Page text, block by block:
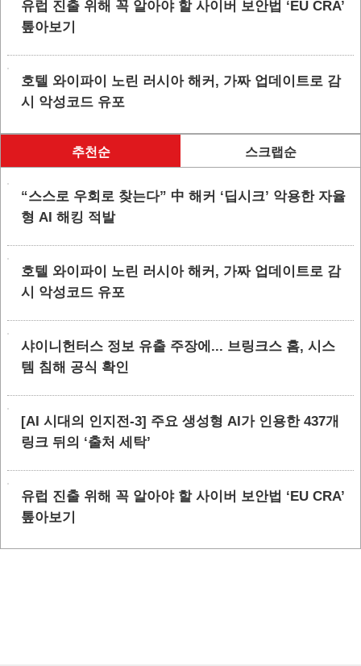
유럽 진출 위해 꼭 알아야 할 사이버 보안법 ‘EU CRA’
톺아보기
호텔 와이파이 노린 러시아 해커, 가짜 업데이트로 감
시 악성코드 유포
추천순 스크랩순
“스스로 우회로 찾는다” 中 해커 ‘딥시크’ 악용한 자율
형 AI 해킹 적발
호텔 와이파이 노린 러시아 해커, 가짜 업데이트로 감
시 악성코드 유포
샤이니헌터스 정보 유출 주장에... 브링크스 홈, 시스
템 침해 공식 확인
[AI 시대의 인지전-3] 주요 생성형 AI가 인용한 437개
링크 뒤의 ‘출처 세탁’
유럽 진출 위해 꼭 알아야 할 사이버 보안법 ‘EU CRA’
톺아보기